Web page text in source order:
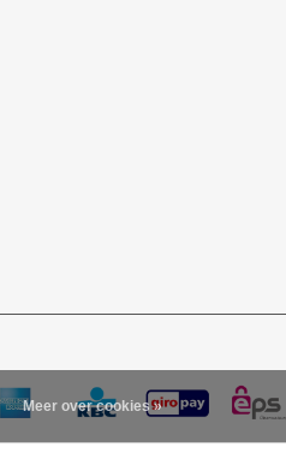
Meer over cookies »